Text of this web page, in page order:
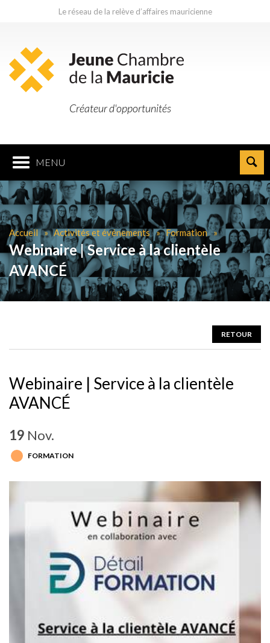
Le réseau de la relève d’affaires mauricienne
Créateur d'opportunités
MENU
Accueil Activités et événements Formation
Webinaire | Service à la clientèle
AVANCÉ
RETOUR
Webinaire | Service à la clientèle
AVANCÉ
19 Nov.
FORMATION